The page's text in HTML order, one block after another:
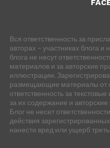
Вся ответственность за
авторах – участниках блога и
блога не несут
материалов и за авторские
иллюстрации.
размещающие материалы от
ответственность за
за их содержание и авторские
Блог не несет
действия
нанести вред или ущерб